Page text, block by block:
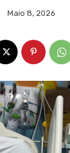
Maio 8, 2026